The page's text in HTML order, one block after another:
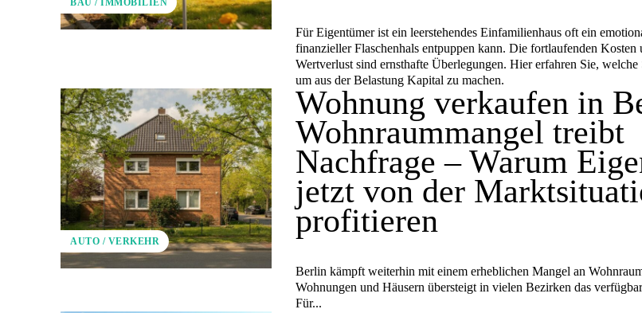
Für Eigentümer ist ein leerstehendes Einfamilienhaus oft ein
finanzieller Flaschenhals entpuppen kann. Die fortlaufenden Kosten
Wertverlust sind ernsthafte Überlegungen. Hier erfahren Sie,
um aus der Belastung Kapital zu machen.
AUTO / VERKEHR
Wohnung verkaufen in
Wohnraummangel treibt
Nachfrage – Warum
jetzt von der
profitieren
Berlin kämpft weiterhin mit einem erheblichen Mangel an
Wohnungen und Häusern übersteigt in vielen Bezirken das
Für...